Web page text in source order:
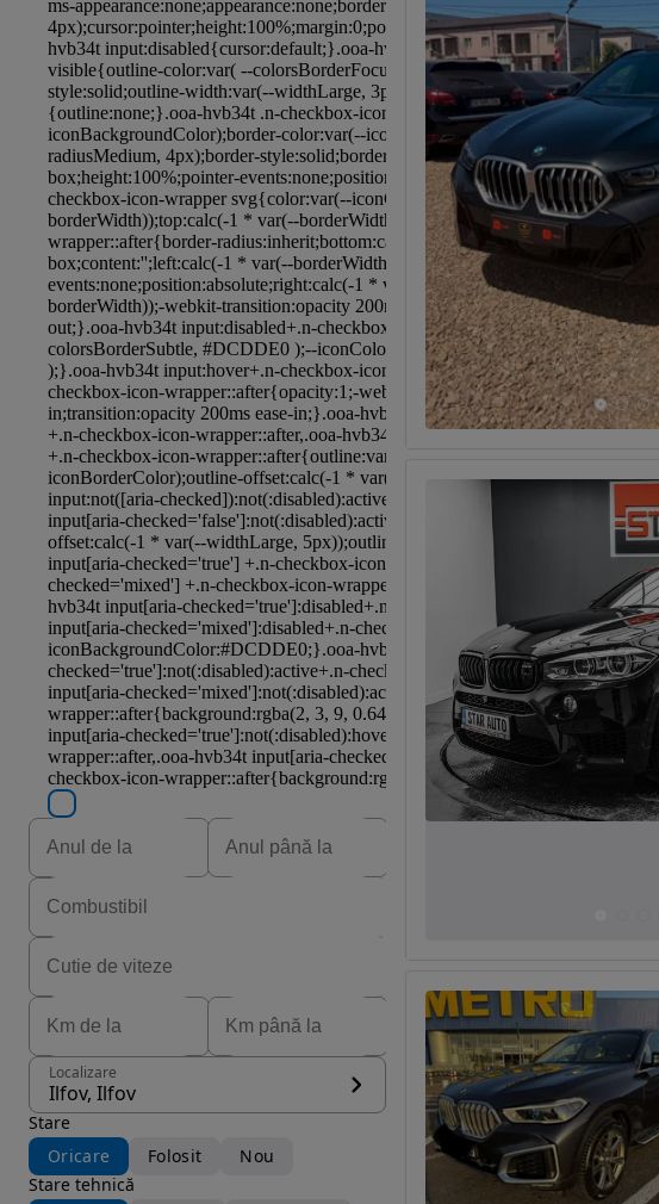
Localizare
Ilfov, Ilfov
Stare
Oricare
Folosit
Nou
Stare tehnică